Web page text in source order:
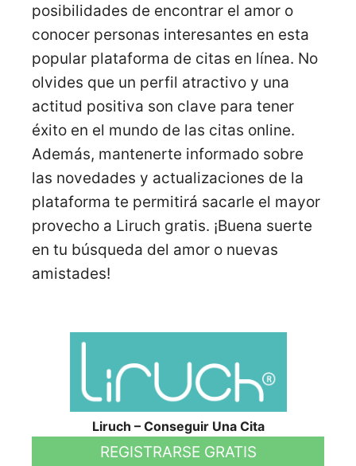
posibilidades de encontrar el amor o
conocer personas interesantes en esta
popular plataforma de citas en línea. No
olvides que un perfil atractivo y una
actitud positiva son clave para tener
éxito en el mundo de las citas online.
Además, mantenerte informado sobre
las novedades y actualizaciones de la
plataforma te permitirá sacarle el mayor
provecho a Liruch gratis. ¡Buena suerte
en tu búsqueda del amor o nuevas
amistades!
Liruch – Conseguir Una Cita
REGISTRARSE GRATIS